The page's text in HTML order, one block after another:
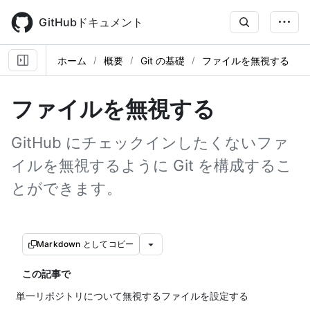
main
content
GitHubドキュメント
ホーム 概要 Git の基礎 ファイルを無視する
ファイルを無視する
GitHub にチェックインしたくないファ
イルを無視するように Git を構成するこ
とができます。
Markdown としてコピー
この記事で
単一リポジトリについて無視するファイルを設定する